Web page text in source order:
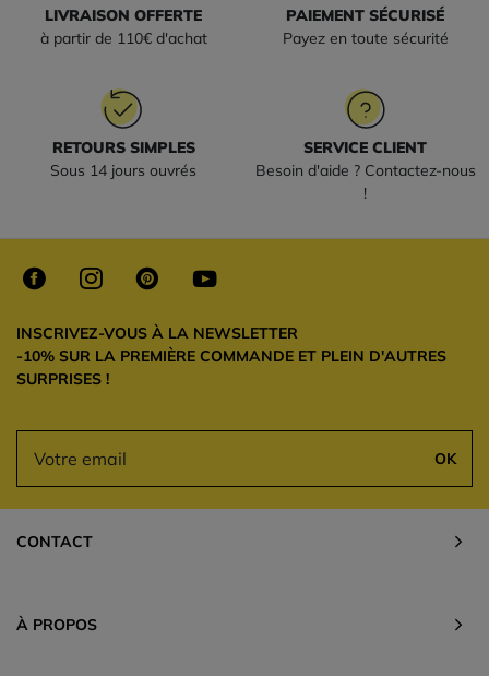
LIVRAISON OFFERTE
à partir de 110€ d'achat
PAIEMENT SÉCURISÉ
Payez en toute sécurité
RETOURS SIMPLES
Sous 14 jours ouvrés
SERVICE CLIENT
Besoin d'aide ? Contactez-nous
!
INSCRIVEZ-VOUS À LA NEWSLETTER
-10% SUR LA PREMIÈRE COMMANDE ET PLEIN D'AUTRES
SURPRISES !
OK
CONTACT
À PROPOS